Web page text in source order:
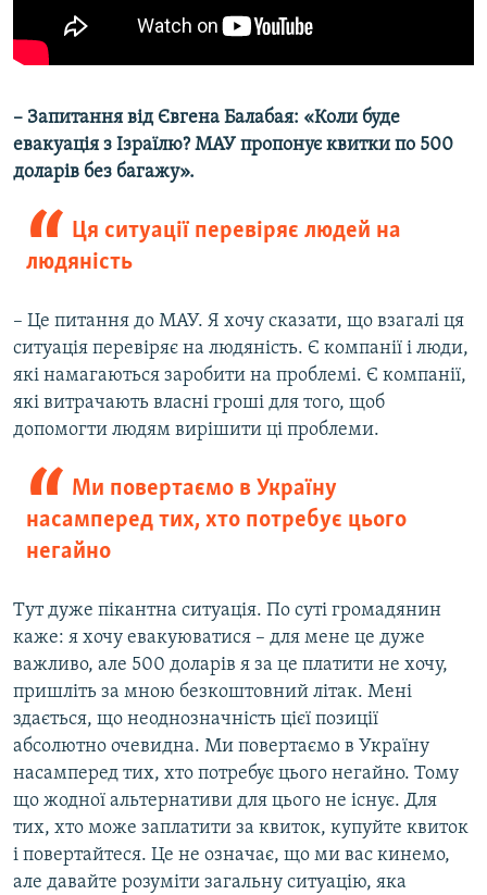
– Запитання від Євгена Балабая: «Коли буде
евакуація з Ізраїлю? МАУ пропонує квитки по 500
доларів без багажу».
Ця ситуації перевіряє людей на
людяність
– Це питання до МАУ. Я хочу сказати, що взагалі ця
ситуація перевіряє на людяність. Є компанії і люди,
які намагаються заробити на проблемі. Є компанії,
які витрачають власні гроші для того, щоб
допомогти людям вирішити ці проблеми.
Ми повертаємо в Україну
насамперед тих, хто потребує цього
негайно
Тут дуже пікантна ситуація. По суті громадянин
каже: я хочу евакуюватися – для мене це дуже
важливо, але 500 доларів я за це платити не хочу,
пришліть за мною безкоштовний літак. Мені
здається, що неоднозначність цієї позиції
абсолютно очевидна. Ми повертаємо в Україну
насамперед тих, хто потребує цього негайно. Тому
що жодної альтернативи для цього не існує. Для
тих, хто може заплатити за квиток, купуйте квиток
і повертайтеся. Це не означає, що ми вас кинемо,
але давайте розуміти загальну ситуацію, яка